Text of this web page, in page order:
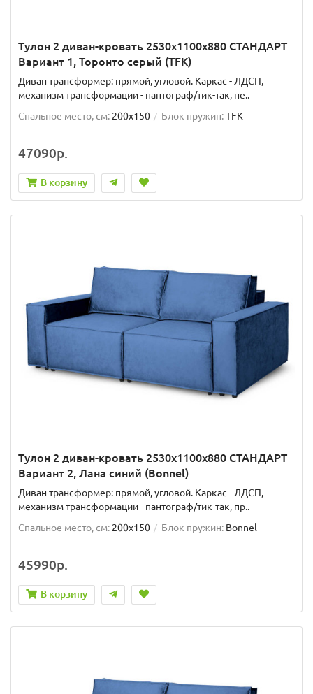
Тулон 2 диван-кровать 2530х1100х880 СТАНДАРТ
Вариант 1, Торонто серый (TFK)
Диван трансформер: прямой, угловой. Каркас - ЛДСП,
механизм трансформации - пантограф/тик-так, не..
Спальное место, см: 200x150 Блок пружин:TFK
47090р.
В корзину
Тулон 2 диван-кровать 2530х1100х880 СТАНДАРТ
Вариант 2, Лана синий (Bonnel)
Диван трансформер: прямой, угловой. Каркас - ЛДСП,
механизм трансформации - пантограф/тик-так, пр..
Спальное место, см: 200x150 Блок пружин: Bonnel
45990р.
В корзину